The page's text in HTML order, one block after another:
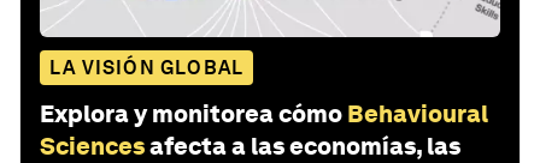
LA VISIÓN GLOBAL
Explora y monitorea cómo Behavioural
Sciencesafecta a las economías, las